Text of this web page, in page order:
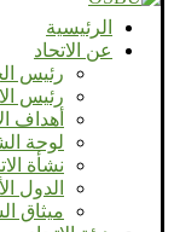
الرئيسية
عن الاتحاد
رئيس
رئيس
أهداف
لوحة
نشأة
الدول
ميثاق